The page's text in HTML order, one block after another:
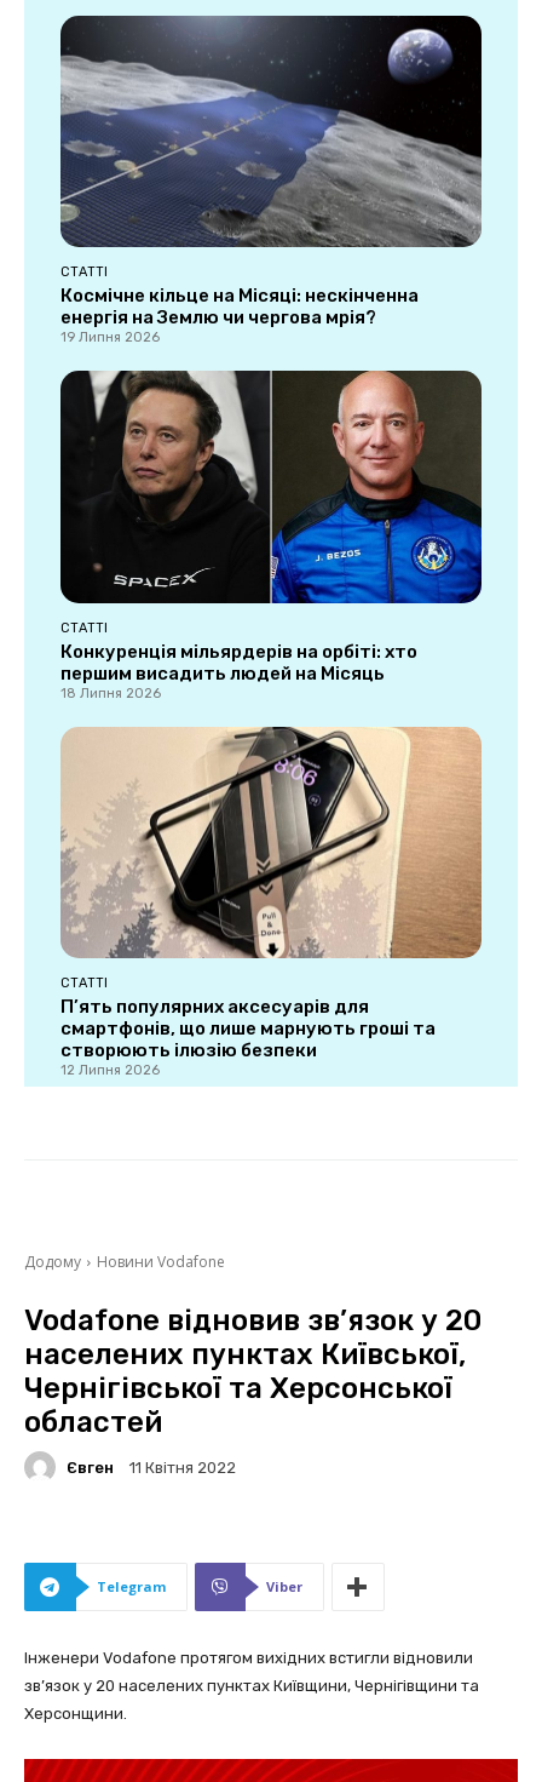
СТАТТІ
Космічне кільце на Місяці: нескінченна
енергія на Землю чи чергова мрія?
19 Липня 2026
СТАТТІ
Конкуренція мільярдерів на орбіті: хто
першим висадить людей на Місяць
18 Липня 2026
СТАТТІ
П’ять популярних аксесуарів для
смартфонів, що лише марнують гроші та
створюють ілюзію безпеки
12 Липня 2026